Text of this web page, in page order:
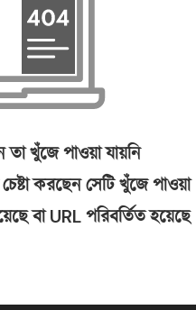
খুঁজে পাওয়া যায়নি
করছেন সেটি খুঁজে পাওয়া
বা URL পরিবর্তিত হয়েছে